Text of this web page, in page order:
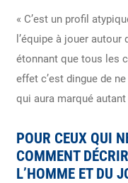
« C’est un profil
l’équipe à jouer
étonnant que tous les
effet c’est dingue de
qui aura marqué
POUR CEUX QUI
COMMENT
L’HOMME ET DU